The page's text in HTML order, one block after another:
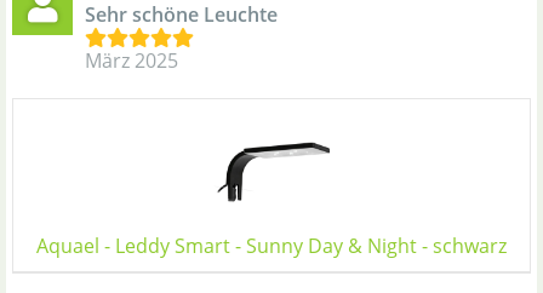
Sehr schöne Leuchte
März 2025
Aquael - Leddy Smart - Sunny Day & Night - schwarz